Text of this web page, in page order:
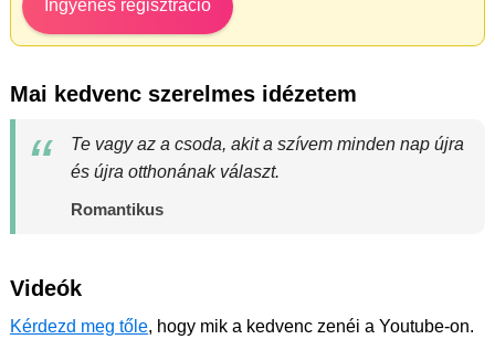
Ingyenes regisztráció
Mai kedvenc szerelmes idézetem
Te vagy az a csoda, akit a szívem minden nap újra
és újra otthonának választ.
Romantikus
Videók
Kérdezd meg tőle, hogy mik a kedvenc zenéi a Youtube-on.